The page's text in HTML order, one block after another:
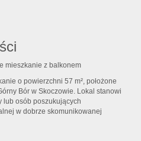
mieszkanie z balkonem
o powierzchni 57 m², położone
Bór w Skoczowie. Lokal stanowi
lub osób poszukujących
w dobrze skomunikowanej